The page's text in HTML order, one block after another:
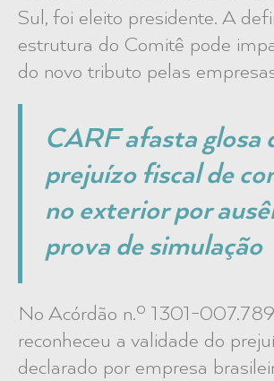
Sul, foi eleito presidente. A
estrutura do Comitê pode
do novo tributo pelas
CARF afasta glosa
prejuízo fiscal de
no exterior por
prova de simulação
No Acórdão n.º 1301-
reconheceu a validade do
declarado por empresa